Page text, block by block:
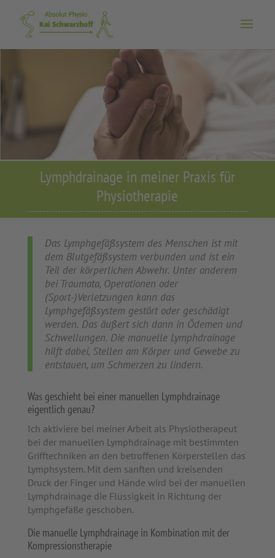
Lymphdrainage in meiner Praxis für
Physiotherapie
Das Lymphgefäßsystem des Menschen ist mit
dem Blutgefäßsystem verbunden und ist ein
Teil der körperlichen Abwehr. Unter anderem
bei Traumata, Operationen oder
(Sport-)Verletzungen kann das
Lymphgefäßsystem gestört oder geschädigt
werden. Das äußert sich dann in Ödemen und
Schwellungen. Die manuelle Lymphdrainage
hilft dabei, Stellen am Körper und Gewebe zu
entstauen, um Schmerzen zu lindern.
Was geschieht bei einer manuellen Lymphdrainage
eigentlich genau?
Ich aktiviere bei meiner Arbeit als Physiotherapeut
bei der manuellen Lymphdrainage mit bestimmten
Grifftechniken an den betroffenen Körperstellen das
Lymphsystem. Mit dem sanften und kreisenden
Druck der Finger und Hände wird bei der manuellen
Lymphdrainage die Flüssigkeit in Richtung der
Lymphgefäße geschoben.
Die manuelle Lymphdrainage in Kombination mit der
Kompressionstherapie